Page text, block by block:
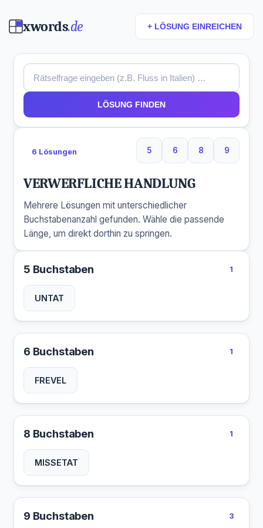
xwords.de + LÖSUNG EINREICHEN
LÖSUNG FINDEN
6 Lösungen 5
5 Buchstaben
6
6 Buchstaben
8
8 Buchstaben
9
9
VERWERFLICHE HANDLUNG
Mehrere Lösungen mit unterschiedlicher
Buchstabenanzahl gefunden. Wähle die passende
Länge, um direkt dorthin zu springen.
5 Buchstaben 1
UNTAT
6 Buchstaben 1
FREVEL
8 Buchstaben 1
MISSETAT
9 Buchstaben 3